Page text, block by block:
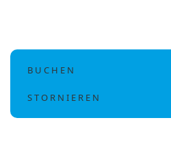
B U C H E N
S T O R N I E R E N